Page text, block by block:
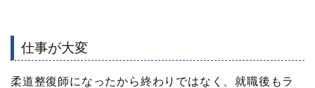
仕事が大変
柔道整復師になったから終わりではなく、就職後もラ